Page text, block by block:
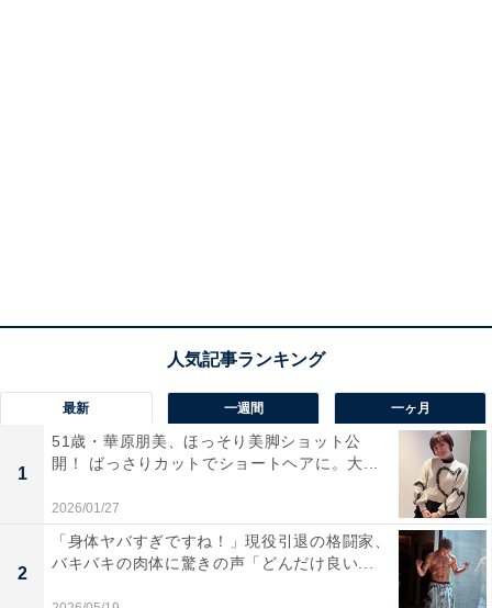
最新 一週間 一ヶ月
1
51歳・華原朋美、ほっそり美脚ショット公
開！ ばっさりカットでショートヘアに。大...
2026/01/27
2
「身体ヤバすぎですね！」現役引退の格闘家、
バキバキの肉体に驚きの声「どんだけ良い...